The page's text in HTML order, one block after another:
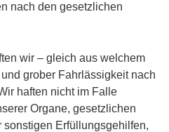
nach den gesetzlichen
wir – gleich aus welchem
grober Fahrlässigkeit nach
haften nicht im Falle
Organe, gesetzlichen
sonstigen Erfüllungsgehilfen,